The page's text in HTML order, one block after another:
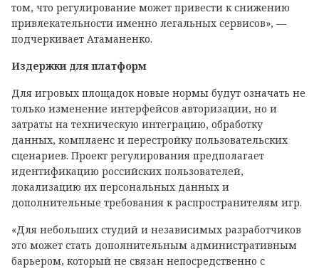
том, что регулирование может привести к снижению
привлекательности именно легальных сервисов», —
подчеркивает Атаманенко.
Издержки для платформ
Для игровых площадок новые нормы будут означать не
только изменение интерфейсов авторизации, но и
затраты на техническую интеграцию, обработку
данных, комплаенс и перестройку пользовательских
сценариев. Проект регулирования предполагает
идентификацию российских пользователей,
локализацию их персональных данных и
дополнительные требования к распространителям игр.
«Для небольших студий и независимых разработчиков
это может стать дополнительным административным
барьером, который не связан непосредственно с